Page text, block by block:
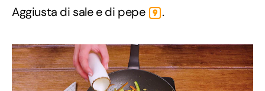
Aggiusta di sale e di pepe 9 .